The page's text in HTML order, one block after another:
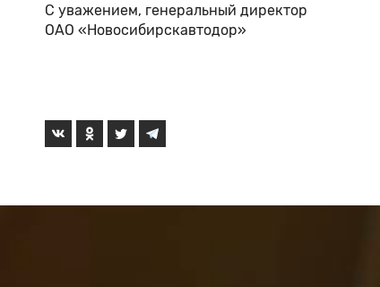
С уважением, генеральный директор
ОАО